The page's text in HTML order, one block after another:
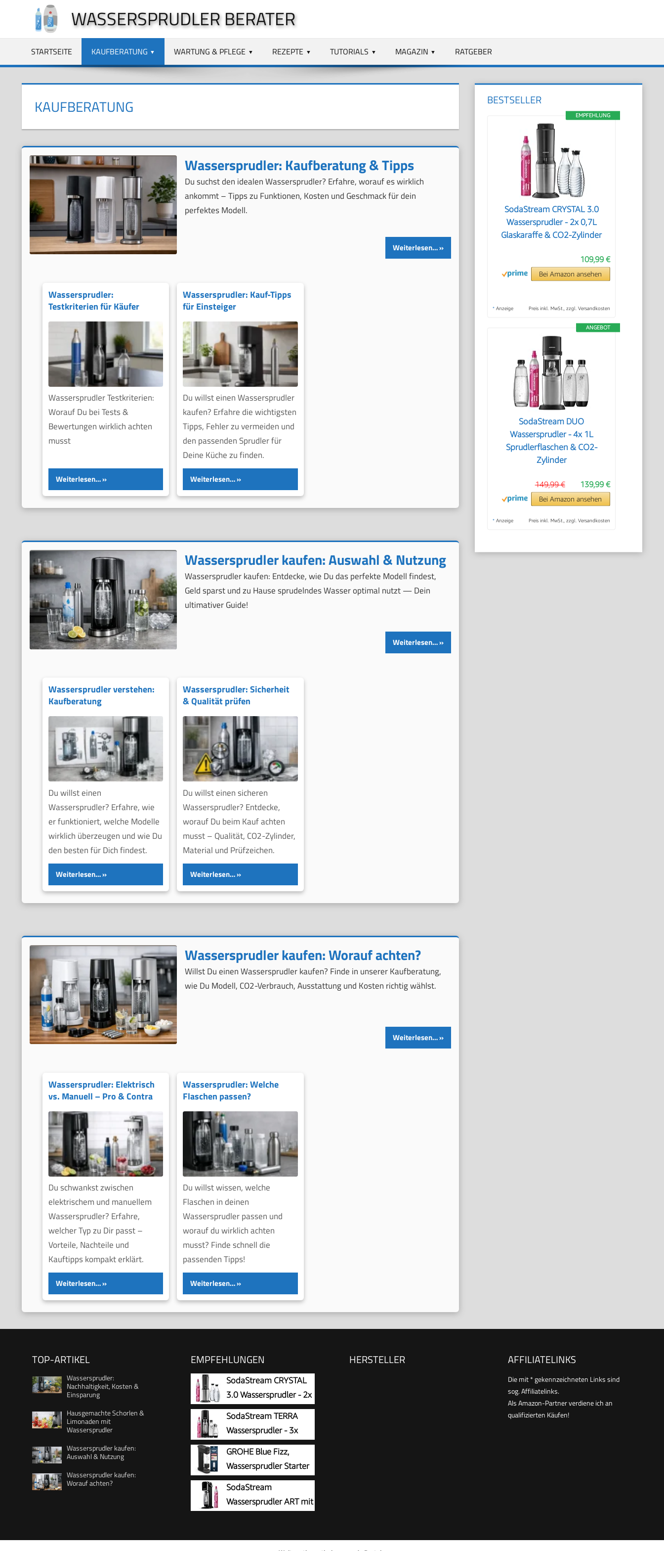
springen
WASSERSPRUDLER BERATER
STARTSEITE KAUFBERATUNG WARTUNG & PFLEGE REZEPTE TUTORIALS MAGAZIN RATGEBER
KAUFBERATUNG
Wassersprudler: Kaufberatung & Tipps
Du suchst den idealen Wassersprudler? Erfahre, worauf es wirklich
ankommt – Tipps zu Funktionen, Kosten und Geschmack für dein
perfektes Modell.
Weiterlesen…
Wassersprudler:
Testkriterien für Käufer
Wassersprudler Testkriterien:
Worauf Du bei Tests &
Bewertungen wirklich achten
musst
Weiterlesen…
Wassersprudler: Kauf-Tipps
für Einsteiger
Du willst einen Wassersprudler
kaufen? Erfahre die wichtigsten
Tipps, Fehler zu vermeiden und
den passenden Sprudler für
Deine Küche zu finden.
Weiterlesen…
Wassersprudler kaufen: Auswahl & Nutzung
Wassersprudler kaufen: Entdecke, wie Du das perfekte Modell findest,
Geld sparst und zu Hause sprudelndes Wasser optimal nutzt — Dein
ultimativer Guide!
Weiterlesen…
Wassersprudler verstehen:
Kaufberatung
Du willst einen
Wassersprudler? Erfahre, wie
er funktioniert, welche Modelle
wirklich überzeugen und wie Du
den besten für Dich findest.
Weiterlesen…
Wassersprudler: Sicherheit
& Qualität prüfen
Du willst einen sicheren
Wassersprudler? Entdecke,
worauf Du beim Kauf achten
musst – Qualität, CO2-Zylinder,
Material und Prüfzeichen.
Weiterlesen…
Wassersprudler kaufen: Worauf achten?
Willst Du einen Wassersprudler kaufen? Finde in unserer Kaufberatung,
wie Du Modell, CO2-Verbrauch, Ausstattung und Kosten richtig wählst.
Weiterlesen…
Wassersprudler: Elektrisch
vs. Manuell – Pro & Contra
Du schwankst zwischen
elektrischem und manuellem
Wassersprudler? Erfahre,
welcher Typ zu Dir passt –
Vorteile, Nachteile und
Kauftipps kompakt erklärt.
Weiterlesen…
Wassersprudler: Welche
Flaschen passen?
Du willst wissen, welche
Flaschen in deinen
Wassersprudler passen und
worauf du wirklich achten
musst? Finde schnell die
passenden Tipps!
Weiterlesen…
BESTSELLER
EMPFEHLUNG
SodaStream CRYSTAL 3.0
Wassersprudler - 2x 0,7L
Glaskaraffe & CO2-Zylinder
109,99 €
Bei Amazon ansehen
* Anzeige Preis inkl. MwSt., zzgl. Versandkosten
ANGEBOT
SodaStream DUO
Wassersprudler - 4x 1L
Sprudlerflaschen & CO2-
Zylinder
139,99 €
149,99 €
Bei Amazon ansehen
* Anzeige Preis inkl. MwSt., zzgl. Versandkosten
TOP-ARTIKEL
Wassersprudler:
Nachhaltigkeit, Kosten &
Einsparung
Hausgemachte Schorlen &
Limonaden mit
Wassersprudler
Wassersprudler kaufen:
Auswahl & Nutzung
Wassersprudler kaufen:
Worauf achten?
EMPFEHLUNGEN
SodaStream CRYSTAL
3.0 Wassersprudler - 2x
0,7L Glaskaraffe &
CO2-Zylinder
SodaStream TERRA
Wassersprudler - 3x
Sprudlerflaschen &
CO2-Zylinder
GROHE Blue Fizz,
Wassersprudler Starter
Set (mit CO2-
Füllstandsanzeige, 3 einstellbare
Sprudel-Stufen, ohne CO2
Reinigungspulver), schwarz,
SodaStream
Wassersprudler ART mit
HERSTELLER AFFILIATELINKS
Die mit * gekennzeichneten Links sind
sog. Affiliatelinks.
Als Amazon-Partner verdiene ich an
qualifizierten Käufen!